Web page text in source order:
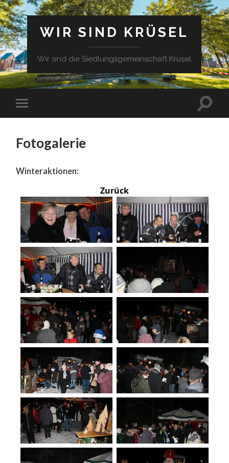
WIR SIND KRÜSEL
Wir sind die Siedlungsgemeinschaft Krüsel
Fotogalerie
Winteraktionen:
Zurück